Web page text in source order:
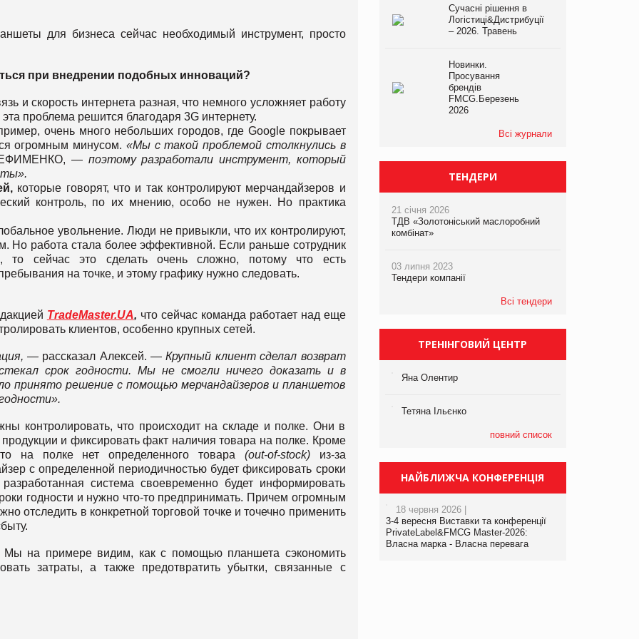
для бизнеса сейчас необходимый инструмент, просто
при внедрении подобных инноваций?
и скорость интернета разная, что немного усложняет работу
проблема решится благодаря 3G интернету.
очень много небольших городов, где Google покрывает
огромным минусом. «Мы с такой проблемой столкнулись в
ЕФИМЕНКО, — поэтому разработали инструмент, который
которые говорят, что и так контролируют мерчандайзеров и
контроль, по их мнению, особо не нужен. Но практика
увольнение. Люди не привыкли, что их контролируют,
работа стала более эффективной. Если раньше сотрудник
то сейчас это сделать очень сложно, потому что есть
на точке, и этому графику нужно следовать.
TradeMaster.UA, что сейчас команда работает над еще
клиентов, особенно крупных сетей.
—рассказал Алексей. —Крупный клиент сделал возврат
срок годности. Мы не смогли ничего доказать и в
принято решение с помощью мерчандайзеров и планшетов
контролировать, что происходит на складе и полке. Они в
и фиксировать факт наличия товара на полке. Кроме
на полке нет определенного товара (оut-of-stock)из-за
с определенной периодичностью будет фиксировать сроки
система своевременно будет информировать
годности и нужно что-то предпринимать. Причем огромным
отследить в конкретной торговой точке и точечно применить
на примере видим, как с помощью планшета сэкономить
затраты, а также предотвратить убытки, связанные с
Сучасні рішення в
Логістиці&Дистрибуції
– 2026. Травень
Новинки.
Просування
брендів
FMCG.Березень
2026
Всі журнали
ТЕНДЕРИ
21 січня 2026
ТДВ «Золотоніський маслоробний
комбінат»
03 липня 2023
Тендери компанії
Всі тендери
ТРЕНІНГОВИЙ ЦЕНТР
Яна Олентир
Тетяна Ільєнко
повний список
НАЙБЛИЖЧА КОНФЕРЕНЦІЯ
18 червня 2026 |
3-4 вересня Виставки та конференції
PrivateLabel&FMCG Master-2026:
Власна марка - Власна перевага